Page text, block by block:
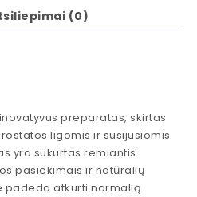
(0)
preparatas, skirtas
ligomis ir susijusiomis
yra sukurtas remiantis
pasiekimais ir natūralių
padeda atkurti normalią